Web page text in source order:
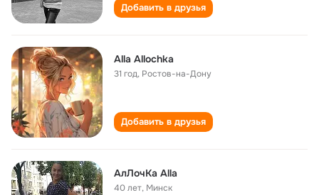
Добавить в друзья
Alla Allochka
31 год, Ростов-на-Дону
Добавить в друзья
АлЛочКа Alla
40 лет, Минск